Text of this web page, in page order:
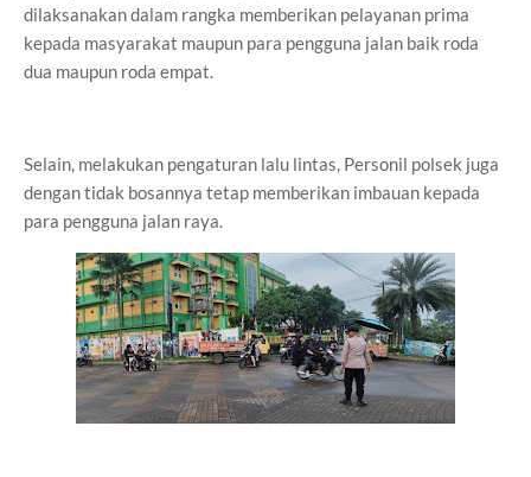
dilaksanakan dalam rangka memberikan pelayanan prima
kepada masyarakat maupun para pengguna jalan baik roda
dua maupun roda empat.
Selain, melakukan pengaturan lalu lintas, Personil polsek juga
dengan tidak bosannya tetap memberikan imbauan kepada
para pengguna jalan raya.